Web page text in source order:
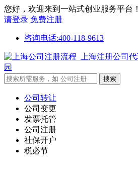
您好，欢迎来到一站式创业服务平台！
请登录 免费注册
咨询电话:400-118-9613
公司转让
公司变更
发票托管
公司注册
社保开户
税必节